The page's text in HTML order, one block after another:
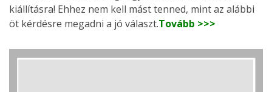
kiállításra! Ehhez nem kell mást tenned, mint az alábbi
öt kérdésre megadni a jó választ.Tovább >>>